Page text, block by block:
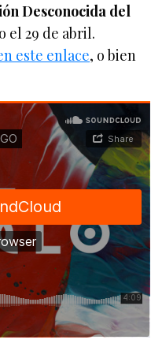
Desconocida del
el 29 de abril.
este enlace, o bien